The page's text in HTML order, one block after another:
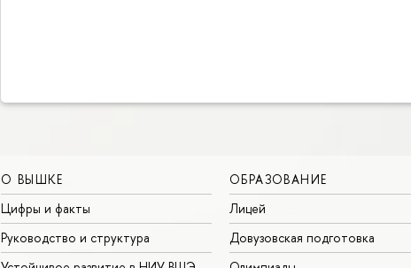
О ВЫШКЕ
Цифры и факты
Руководство и структура
ОБРАЗОВАНИЕ
Лицей
Довузовская подготовка